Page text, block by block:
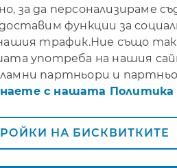
Prewarning &
екстремни природни
семейства се
на Витоша.
и Националната
за да персонализираме
функции за
трафик.Ние също
употреба на нашия
партньори и
с нашата Политика
НА БИСКВИТКИТЕ